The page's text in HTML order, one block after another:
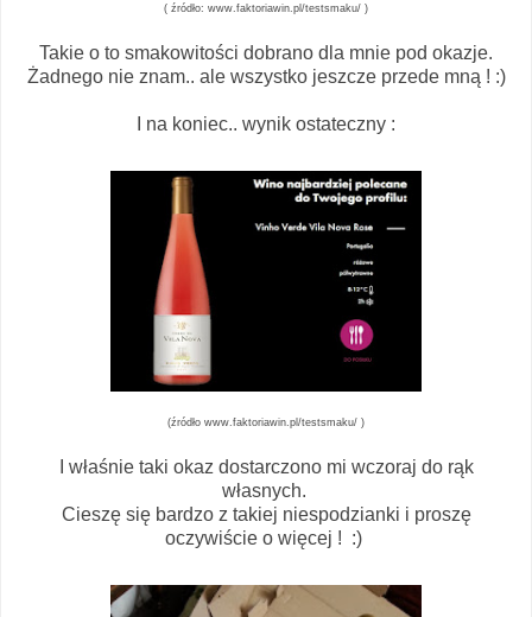
( źródło: www.faktoriawin.pl/testsmaku/ )
Takie o to smakowitości dobrano dla mnie pod okazje.
Żadnego nie znam.. ale wszystko jeszcze przede mną ! :)
I na koniec.. wynik ostateczny :
(źródło www.faktoriawin.pl/testsmaku/ )
I właśnie taki okaz dostarczono mi wczoraj do rąk
własnych.
Cieszę się bardzo z takiej niespodzianki i proszę
oczywiście o więcej ! :)